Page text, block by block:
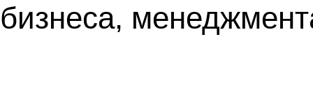
бизнеса,